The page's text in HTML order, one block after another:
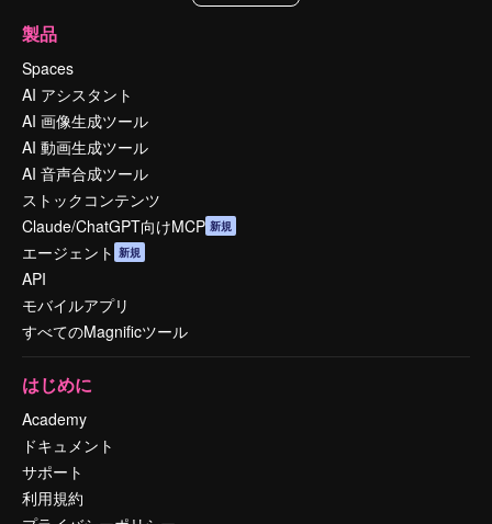
製品
Spaces
AI アシスタント
AI 画像生成ツール
AI 動画生成ツール
AI 音声合成ツール
ストックコンテンツ
Claude/ChatGPT向けMCP 新規
エージェント 新規
API
モバイルアプリ
すべてのMagnificツール
はじめに
Academy
ドキュメント
サポート
利用規約